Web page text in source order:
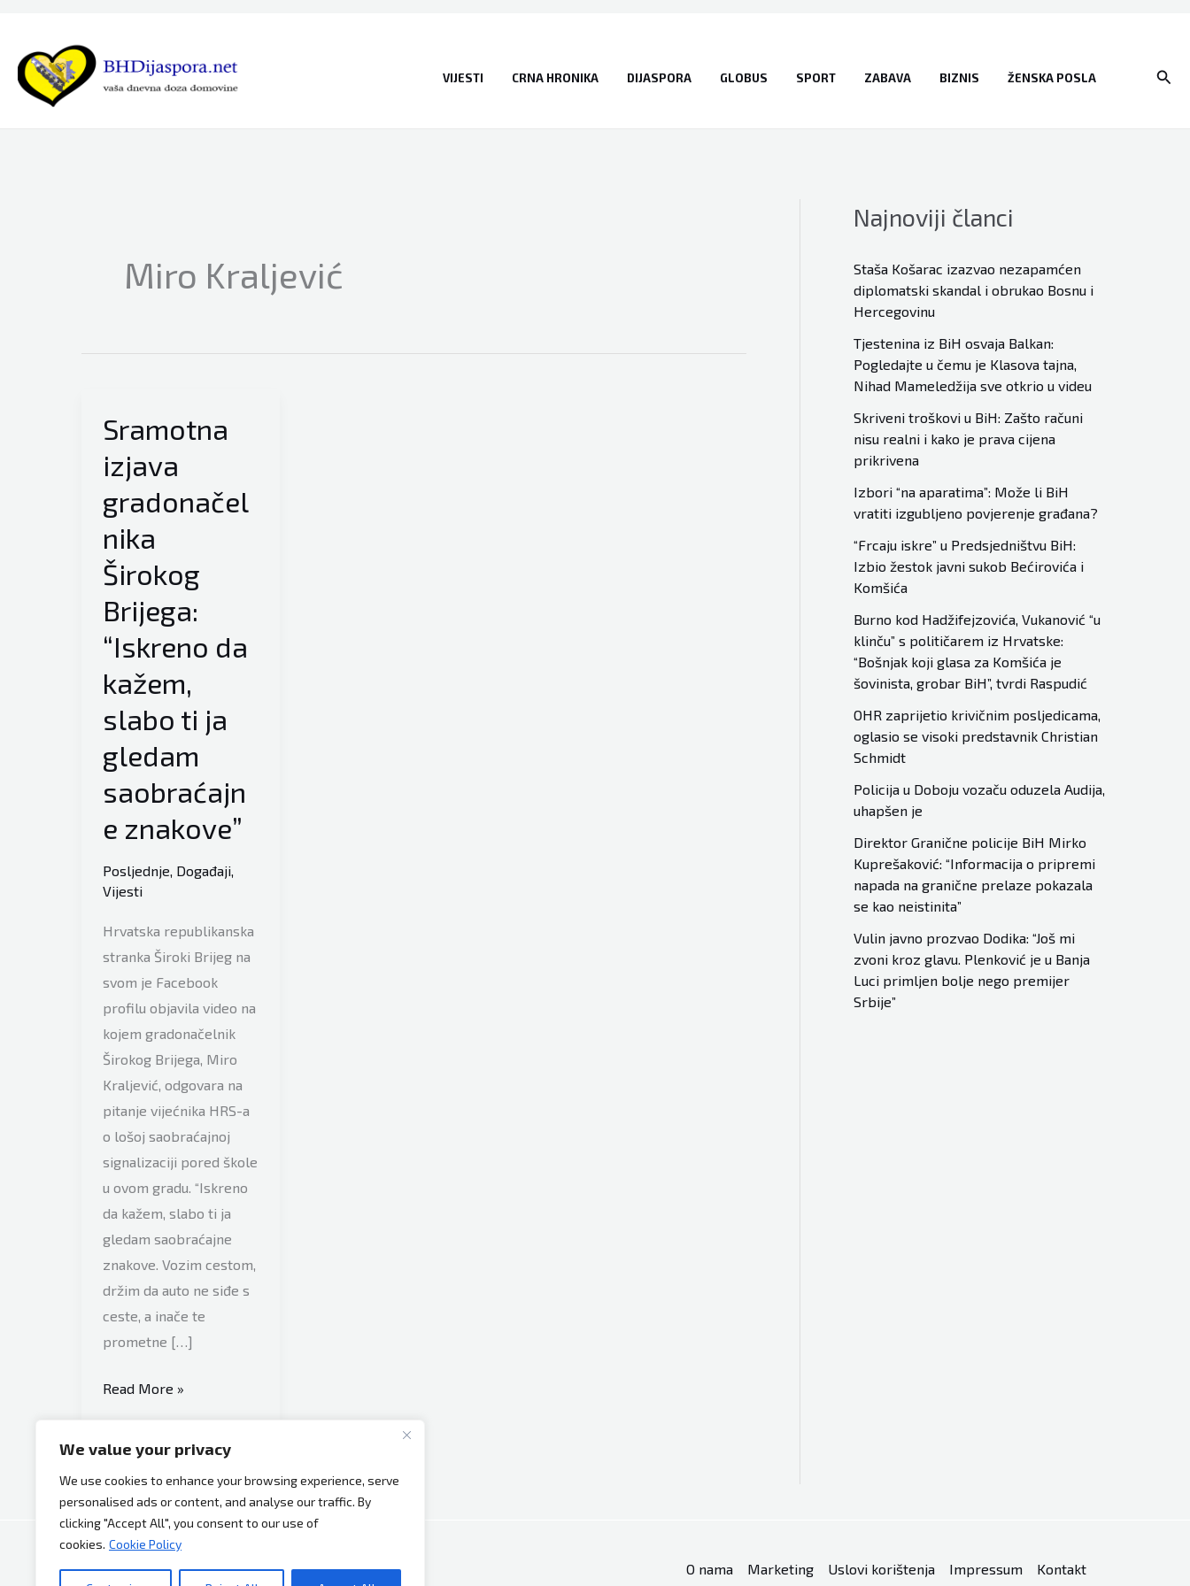
We value your privacy
We use cookies to enhance your browsing experience, serve
personalised ads or content, and analyse our traffic. By
clicking "Accept All", you consent to our use of
cookies. Cookie Policy
content
VIJESTI CRNA HRONIKA DIJASPORA GLOBUS SPORT ZABAVA BIZNIS ŽENSKA POSLA
Miro Kraljević
Sramotna
izjava
gradonačel
nika
Širokog
Brijega:
“Iskreno da
kažem,
slabo ti ja
gledam
saobraćajn
e znakove”
Posljednje, Događaji,
Vijesti
Hrvatska republikanska
stranka Široki Brijeg na
svom je Facebook
profilu objavila video na
kojem gradonačelnik
Širokog Brijega, Miro
Kraljević, odgovara na
pitanje vijećnika HRS-a
o lošoj saobraćajnoj
signalizaciji pored škole
u ovom gradu. “Iskreno
da kažem, slabo ti ja
gledam saobraćajne
znakove. Vozim cestom,
držim da auto ne siđe s
ceste, a inače te
prometne […]
Sramotna
Brijega:
“Iskreno
da
kažem,
Read More »
Najnoviji članci
Staša Košarac izazvao nezapamćen
diplomatski skandal i obrukao Bosnu i
Hercegovinu
Tjestenina iz BiH osvaja Balkan:
Pogledajte u čemu je Klasova tajna,
Nihad Mameledžija sve otkrio u videu
Skriveni troškovi u BiH: Zašto računi
nisu realni i kako je prava cijena
prikrivena
Izbori “na aparatima”: Može li BiH
vratiti izgubljeno povjerenje građana?
“Frcaju iskre” u Predsjedništvu BiH:
Izbio žestok javni sukob Bećirovića i
Komšića
Burno kod Hadžifejzovića, Vukanović “u
klinču” s političarem iz Hrvatske:
“Bošnjak koji glasa za Komšića je
šovinista, grobar BiH”, tvrdi Raspudić
OHR zaprijetio krivičnim posljedicama,
oglasio se visoki predstavnik Christian
Schmidt
Policija u Doboju vozaču oduzela Audija,
uhapšen je
Direktor Granične policije BiH Mirko
Kuprešaković: “Informacija o pripremi
napada na granične prelaze pokazala
se kao neistinita”
Vulin javno prozvao Dodika: “Još mi
zvoni kroz glavu. Plenković je u Banja
Luci primljen bolje nego premijer
Srbije”
Copyright © 2026 Bh Dijaspora. O nama Marketing Uslovi korištenja Impressum Kontakt